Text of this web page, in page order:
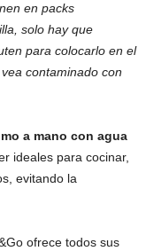
en packs
solo hay que
para colocarlo en el
contaminado con
a mano con agua
ideales para cocinar,
evitando la
ofrece todos sus